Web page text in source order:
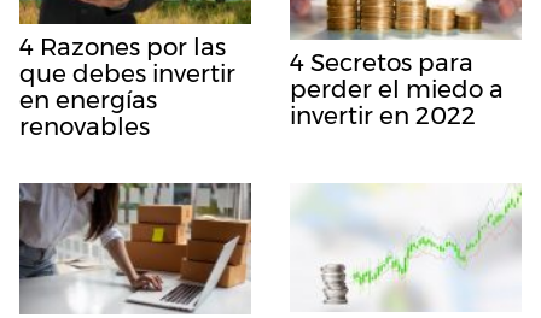
4 Razones por las
que debes invertir
en energías
renovables
4 Secretos para
perder el miedo a
invertir en 2022